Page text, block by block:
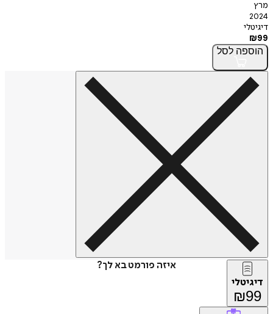
מרץ
2024
דיגיטלי
₪99
הוספה לסל
איזה פורמט בא לך?
דיגיטלי
₪99